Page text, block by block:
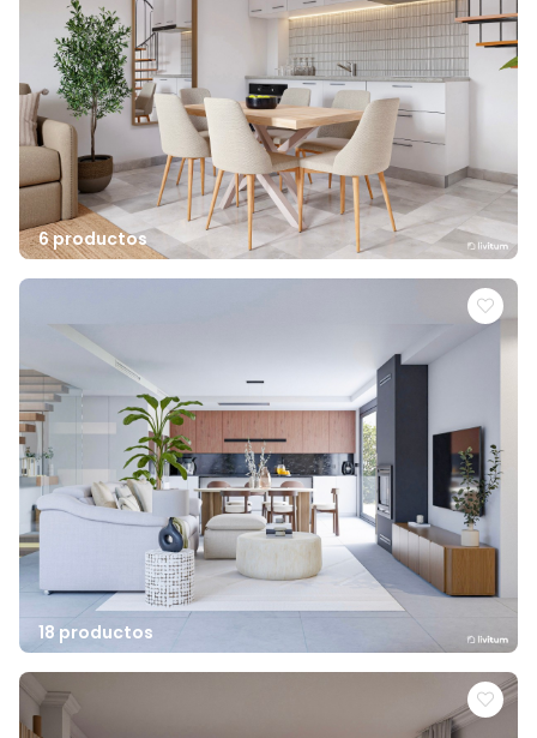
6 productos
18 productos